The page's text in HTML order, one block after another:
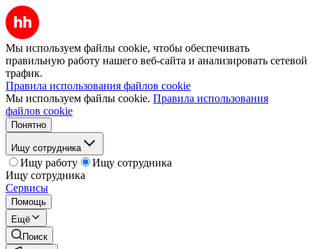
Мы используем файлы cookie, чтобы обеспечивать
правильную работу нашего веб-сайта и анализировать сетевой
трафик.
Правила использования файлов cookie
Мы используем файлы cookie. Правила использования
файлов cookie
Понятно
Ищу сотрудника
Ищу работу
Ищу сотрудника
Ищу сотрудника
Сервисы
Помощь
Ещё
Поиск